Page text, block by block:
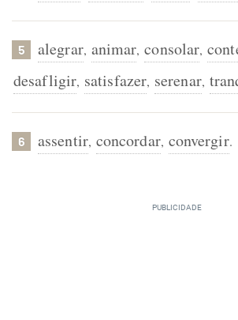
5 alegrar, animar, consolar,
desafligir, satisfazer, serenar,
6 assentir, concordar, convergir.